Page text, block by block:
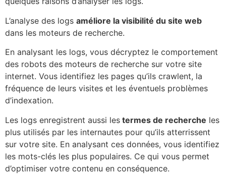
L’analyse des logs améliore la visibilité du site web
dans les moteurs de recherche.
En analysant les logs, vous décryptez le comportement
des robots des moteurs de recherche sur votre site
internet. Vous identifiez les pages qu’ils crawlent, la
fréquence de leurs visites et les éventuels problèmes
d’indexation.
Les logs enregistrent aussi les termes de recherche les
plus utilisés par les internautes pour qu’ils atterrissent
sur votre site. En analysant ces données, vous identifiez
les mots-clés les plus populaires. Ce qui vous permet
d’optimiser votre contenu en conséquence.